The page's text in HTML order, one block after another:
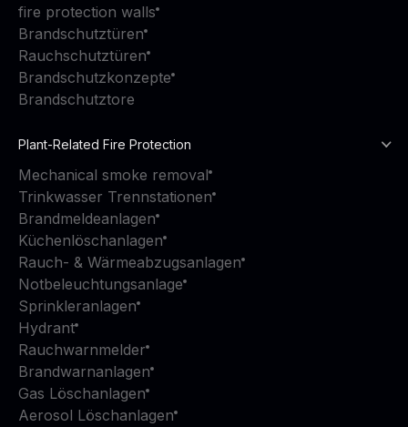
fire protection walls
Brandschutztüren
Rauchschutztüren
Brandschutzkonzepte
Brandschutztore
Plant-Related Fire Protection
Mechanical smoke removal
Trinkwasser Trennstationen
Brandmeldeanlagen
Küchenlöschanlagen
Rauch- & Wärmeabzugsanlagen
Notbeleuchtungsanlage
Sprinkleranlagen
Hydrant
Rauchwarnmelder
Brandwarnanlagen
Gas Löschanlagen
Aerosol Löschanlagen